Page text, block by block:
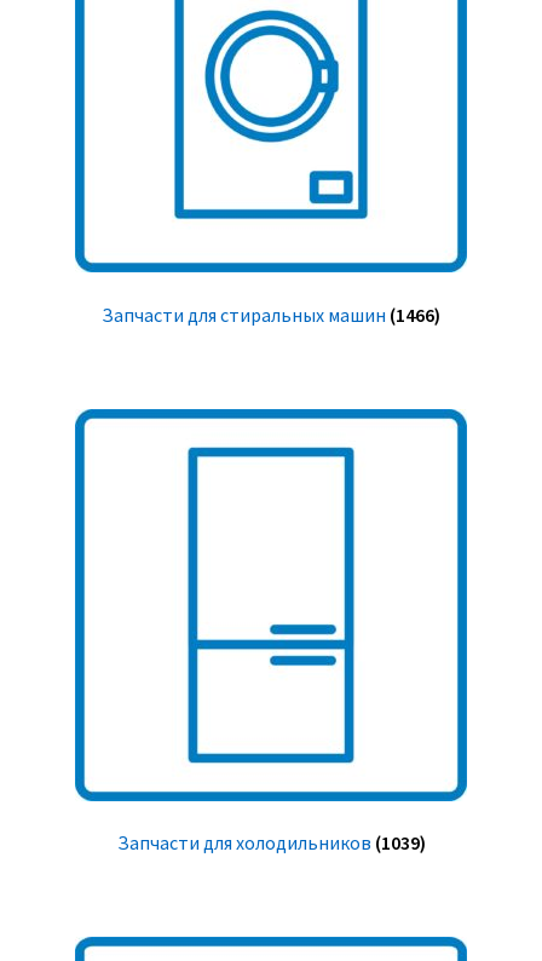
Запчасти для стиральных машин (1466)
Запчасти для холодильников (1039)